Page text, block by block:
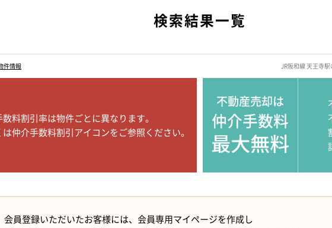
検索結果一覧
件情報 JR阪和線 天王寺
料割引率は物件ごとに異なります。
仲介手数料割引アイコンをご参照ください。
不動産売却は
仲介手数料
最大無料
会員登録いただいたお客様には、会員専用マイページを作成し